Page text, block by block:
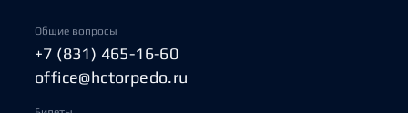
Общие вопросы
+7 (831) 465-16-60
office@hctorpedo.ru